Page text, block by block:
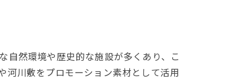
自然環境や歴史的な施設が多くあり、こ
河川敷をプロモーション素材として活用